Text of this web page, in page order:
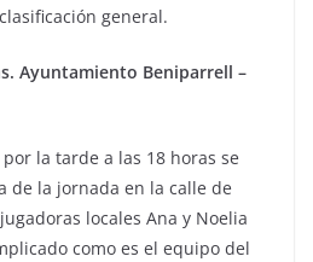
general.
Beniparrell –
la tarde a las 18 horas se
de la jornada en la calle de
locales Ana y Noelia
como es el equipo del